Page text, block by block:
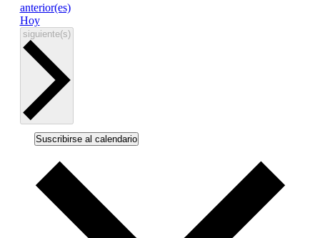
Eventos
anterior(es)
Hoy
Eventos
siguiente(s)
Suscribirse al calendario